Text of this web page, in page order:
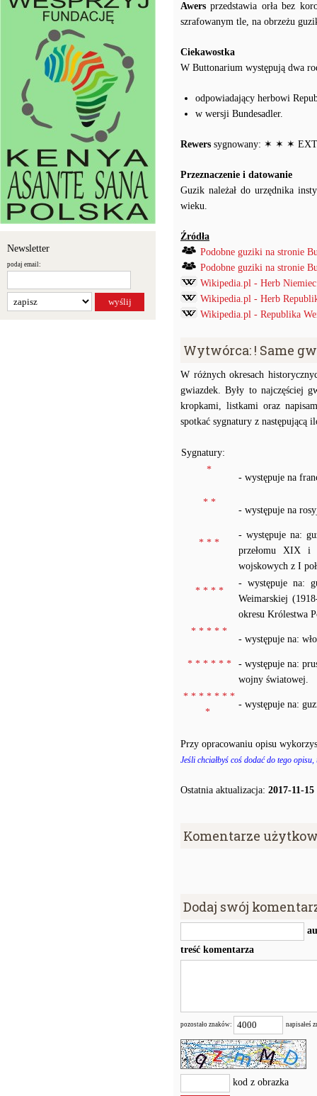
Newsletter
podaj email:
Awers przedstawia orła bez
szrafowanym tle, na obrzeżu
Ciekawostka
W Buttonarium występują dwa
odpowiadający herbowi
w wersji Bundesadler.
Rewers sygnowany: ✶ ✶ ✶
Przeznaczenie i datowanie
Guzik należał do urzędnika
wieku.
Źródła
Podobne guziki na stronie
Podobne guziki na stronie
Wikipedia.pl - Herb Niemiec
Wikipedia.pl - Herb
Wikipedia.pl - Republika
Wytwórca: ! Same
W różnych okresach
gwiazdek. Były to najczęściej
kropkami, listkami oraz
spotkać sygnatury z następującą
Sygnatury:
*
- występuje na
* *
- występuje na
* * *
- występuje na:
przełomu XIX i
wojskowych z I
* * * *
- występuje na:
Weimarskiej
okresu Królestwa
* * * * *
- występuje na:
* * * * * *
- występuje na:
wojny światowej.
* * * * * * *
*
- występuje na:
Przy opracowaniu opisu
Jeśli chciałbyś coś dodać do tego
Ostatnia aktualizacja: 2017-11-15
Komentarze
Dodaj swój
treść komentarza
pozostało znaków: napisałeś
kod z obrazka